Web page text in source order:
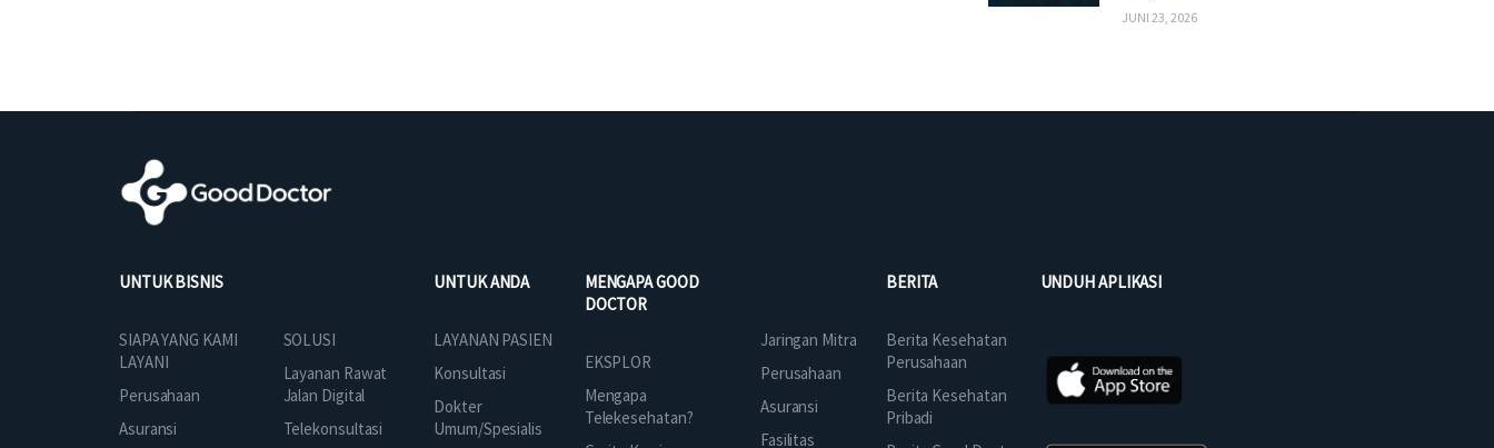
JUNI 23, 2026
UNTUK BISNIS
SIAPA YANG KAMI
LAYANI
Perusahaan
Asuransi
SOLUSI
Layanan Rawat
Jalan Digital
Telekonsultasi
UNTUK ANDA
LAYANAN PASIEN
Konsultasi
Dokter
Umum/Spesialis
MENGAPA GOOD
DOCTOR
EKSPLOR
Mengapa
Telekesehatan?
Jaringan Mitra
Perusahaan
Asuransi
Fasilitas
BERITA
Berita Kesehatan
Perusahaan
Berita Kesehatan
Pribadi
UNDUH APLIKASI